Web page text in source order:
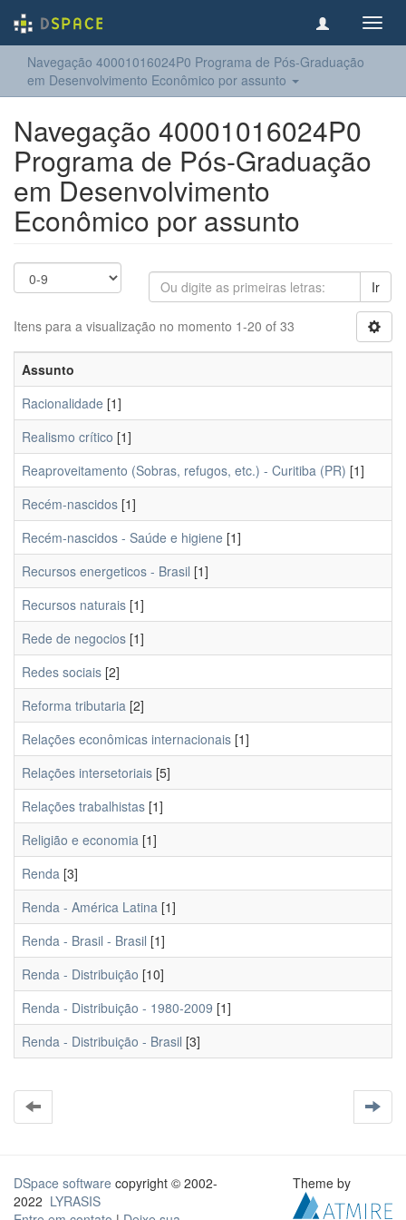
Navegação 40001016024P0 Programa de Pós-Graduação
em Desenvolvimento Econômico por assunto
Navegação 40001016024P0
Programa de Pós-Graduação
em Desenvolvimento
Econômico por assunto
Ir
Itens para a visualização no momento 1-20 of 33
Assunto
Racionalidade [1]
Realismo crítico [1]
Reaproveitamento (Sobras, refugos, etc.) - Curitiba (PR) [1]
Recém-nascidos [1]
Recém-nascidos - Saúde e higiene [1]
Recursos energeticos - Brasil [1]
Recursos naturais [1]
Rede de negocios [1]
Redes sociais [2]
Reforma tributaria [2]
Relações econômicas internacionais [1]
Relações intersetoriais [5]
Relações trabalhistas [1]
Religião e economia [1]
Renda [3]
Renda - América Latina [1]
Renda - Brasil - Brasil [1]
Renda - Distribuição [10]
Renda - Distribuição - 1980-2009 [1]
Renda - Distribuição - Brasil [3]
DSpace software copyright © 2002-
2022 LYRASIS
Theme by